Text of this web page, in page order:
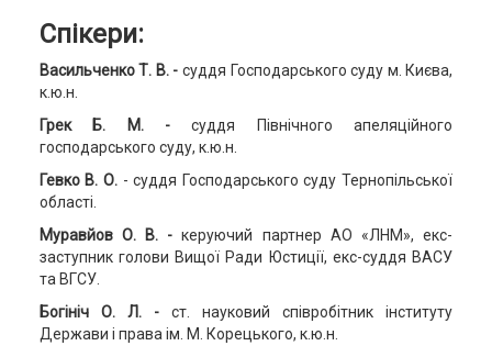
Спікери:
Васильченко Т. В. - суддя Господарського суду м. Києва,
к.ю.н.
Грек Б. М. -суддя Північного апеляційного
господарського суду, к.ю.н.
Гевко В. О. - суддя Господарського суду Тернопільської
області.
Муравйов О. В. -керуючий партнер АО «ЛНМ», екс-
заступник голови Вищої Ради Юстиції, екс-суддя ВАСУ
та ВГСУ.
Богініч О. Л. - ст. науковий співробітник інституту
Держави і права ім. М. Корецького, к.ю.н.